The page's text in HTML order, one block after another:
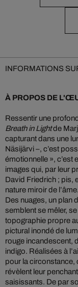
INFORMATIONS
À PROPOS DE
Ressentir une
Breath in Lightde
capturant dans une
Näsijärvi –, c’est
émotionnelle », c’est
images qui, par leur
David Friedrich ; pis,
nature miroir de l’âme.
Des nuages, un plan
semblent se mêler,
topographie propre
pictural inondé de
rouge incandescent,
indigo. Réalisées à
pour la circonstance,
révèlent leur
saisissants. De par